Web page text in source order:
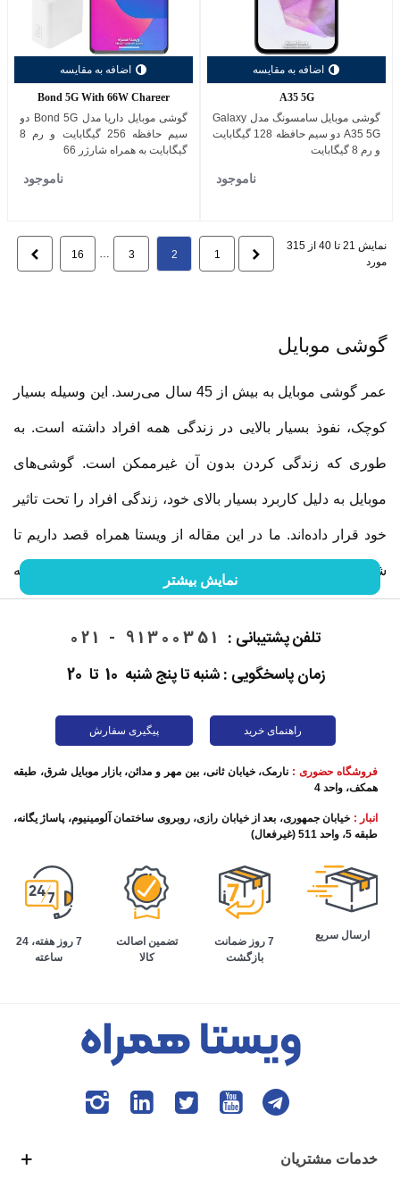
اضافه به مقایسه
A35 5G
گوشی موبایل سامسونگ مدل Galaxy
A35 5G دو سیم حافظه 128 گیگابایت
و رم 8 گیگابایت
ناموجود
اضافه به مقایسه
Bond 5G With 66W Charger
گوشی موبایل داریا مدل Bond 5G دو
سیم حافظه 256 گیگابایت و رم 8
گیگابایت به همراه شارژر 66
ناموجود
نمایش 21 تا 40 از 315
مورد
1
2
3
…
16
گوشی موبایل
عمر گوشی موبایل به بیش از 45 سال می‌رسد. این وسیله بسیار
کوچک، نفوذ بسیار بالایی در زندگی همه افراد داشته است. به
طوری که زندگی کردن بدون آن غیرممکن است. گوشی‌های
موبایل به دلیل کاربرد بسیار بالای خود، زندگی افراد را تحت تاثیر
خود قرار داده‌اند. ما در این مقاله از ویستا همراه قصد داریم تا
شما را با گوشی موبایل و خصوصیات آن آشنا کنیم. ما را در ادامه
تاریخچه گوشی موبایل
این روزها برقراری تماس تلفنی به ساده‌ترین شکل ممکن اتفاق
می‌افتد. به طوری که افراد برای انجام تمام امور زندگی، وابستگی
همراه نیز همین موضوع بود تا افراد بتوانند در صورت نیاز،
این شرایط باعث شده بود تا گوشی‌های هوشمند اولیه با عنوان
نمایش بیشتر
تلفن پشتیبانی : 91300351 - 021
زمان پاسخگویی : شنبه تا پنج شنبه 10 تا 20
راهنمای خرید پیگیری سفارش
فروشگاه حضوری : نارمک، خیابان ثانی، بین مهر و مدائن، بازار موبایل شرق، طبقه
همکف، واحد 4
انبار : خیابان جمهوری، بعد از خیابان رازی، روبروی ساختمان آلومینیوم، پاساژ یگانه،
طبقه 5، واحد 511 (غیرفعال)
ارسال سریع
7 روز ضمانت
بازگشت
تضمین اصالت
کالا
7 روز هفته، 24
ساعته
خدمات مشتریان